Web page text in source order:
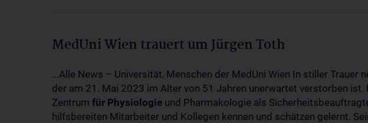
MedUni Wien trauert um Jürgen Toth
...Alle News – Universität, Menschen der MedUni Wien In stiller
der am 21. Mai 2023 im Alter von 51 Jahren unerwartet verstorben
Zentrum für Physiologie und Pharmakologie als
hilfsbereiten Mitarbeiter und Kollegen kennen und schätzen gelernt.